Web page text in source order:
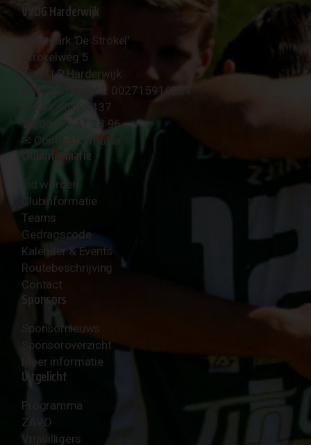
VVOG Harderwijk
Sportpark 'De Strokel'
Strokelweg 5
3847 LR Harderwijk
BTW Nummer NL 002715910B01
KvK Nr 40094437
☎︎ 0341 - 41 28 96
✉︎ Contactformulier
Clubinformatie
Lid worden
Clubinformatie
Teams
Gedragscode
Kalender & Events
Routebeschrijving
Contact
Sponsors
Sponsornieuws
Sponsoroverzicht
Meer informatie
Uitgelicht
Programma
ZAVO
Vrijwilligers